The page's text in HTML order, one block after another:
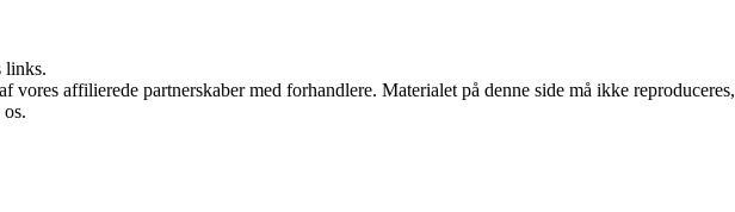
links.
affilierede partnerskaber med forhandlere. Materialet på denne side må ikke reproduceres,